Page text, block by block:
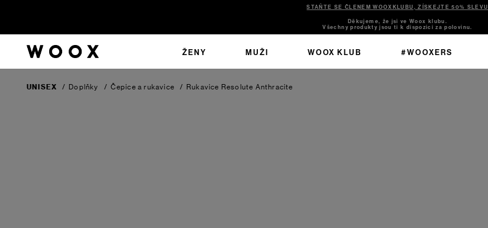
STAŇTE SE ČLENEM WOOXKLUBU, ZÍSKEJTE 50% SLEVU
Děkujeme, že jsi ve Woox klubu.
Všechny produkty jsou ti k dispozici za polovinu.
ŽENY MUŽI WOOX KLUB #WOOXERS
UNISEX / Doplňky / Čepice a rukavice / Rukavice Resolute Anthracite